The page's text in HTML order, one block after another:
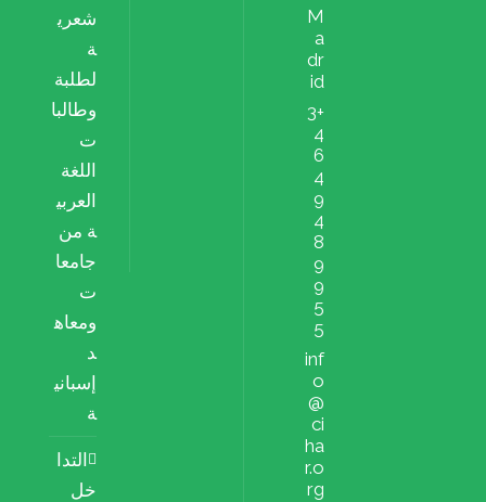
شعري
ة
لطلبة
وطالبا
ت
اللغة
العربي
ة من
جامعا
ت
ومعاه
د
إسباني
ة
التدا
خل
M
a
dr
id
+3
4
6
4
9
4
8
9
9
5
5
inf
o
@
ci
ha
r.o
rg